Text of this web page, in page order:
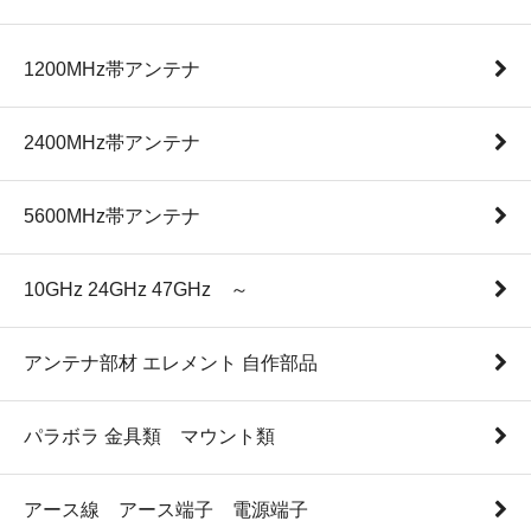
1200MHz帯アンテナ
2400MHz帯アンテナ
5600MHz帯アンテナ
10GHz 24GHz 47GHz ～
アンテナ部材 エレメント 自作部品
パラボラ 金具類 マウント類
アース線 アース端子 電源端子